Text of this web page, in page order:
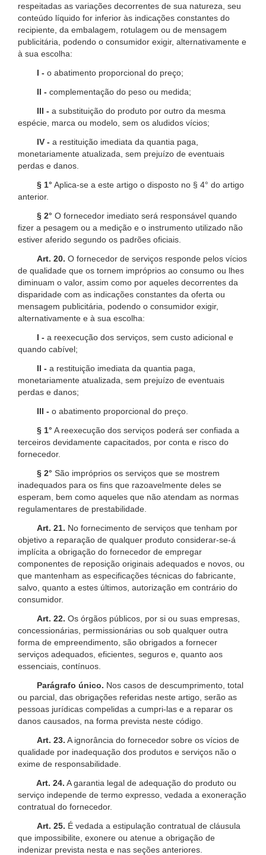
respeitadas as variações decorrentes de sua natureza, seu
conteúdo líquido for inferior às indicações constantes do
recipiente, da embalagem, rotulagem ou de mensagem
publicitária, podendo o consumidor exigir, alternativamente e
à sua escolha:
I - o abatimento proporcional do preço;
II - complementação do peso ou medida;
III - a substituição do produto por outro da mesma
espécie, marca ou modelo, sem os aludidos vícios;
IV - a restituição imediata da quantia paga,
monetariamente atualizada, sem prejuízo de eventuais
perdas e danos.
§ 1° Aplica-se a este artigo o disposto no § 4° do artigo
anterior.
§ 2° O fornecedor imediato será responsável quando
fizer a pesagem ou a medição e o instrumento utilizado não
estiver aferido segundo os padrões oficiais.
Art. 20. O fornecedor de serviços responde pelos vícios
de qualidade que os tornem impróprios ao consumo ou lhes
diminuam o valor, assim como por aqueles decorrentes da
disparidade com as indicações constantes da oferta ou
mensagem publicitária, podendo o consumidor exigir,
alternativamente e à sua escolha:
I - a reexecução dos serviços, sem custo adicional e
quando cabível;
II - a restituição imediata da quantia paga,
monetariamente atualizada, sem prejuízo de eventuais
perdas e danos;
III - o abatimento proporcional do preço.
§ 1° A reexecução dos serviços poderá ser confiada a
terceiros devidamente capacitados, por conta e risco do
fornecedor.
§ 2° São impróprios os serviços que se mostrem
inadequados para os fins que razoavelmente deles se
esperam, bem como aqueles que não atendam as normas
regulamentares de prestabilidade.
Art. 21. No fornecimento de serviços que tenham por
objetivo a reparação de qualquer produto considerar-se-á
implícita a obrigação do fornecedor de empregar
componentes de reposição originais adequados e novos, ou
que mantenham as especificações técnicas do fabricante,
salvo, quanto a estes últimos, autorização em contrário do
consumidor.
Art. 22. Os órgãos públicos, por si ou suas empresas,
concessionárias, permissionárias ou sob qualquer outra
forma de empreendimento, são obrigados a fornecer
serviços adequados, eficientes, seguros e, quanto aos
essenciais, contínuos.
Parágrafo único. Nos casos de descumprimento, total
ou parcial, das obrigações referidas neste artigo, serão as
pessoas jurídicas compelidas a cumpri-las e a reparar os
danos causados, na forma prevista neste código.
Art. 23. A ignorância do fornecedor sobre os vícios de
qualidade por inadequação dos produtos e serviços não o
exime de responsabilidade.
Art. 24. A garantia legal de adequação do produto ou
serviço independe de termo expresso, vedada a exoneração
contratual do fornecedor.
Art. 25. É vedada a estipulação contratual de cláusula
que impossibilite, exonere ou atenue a obrigação de
indenizar prevista nesta e nas seções anteriores.